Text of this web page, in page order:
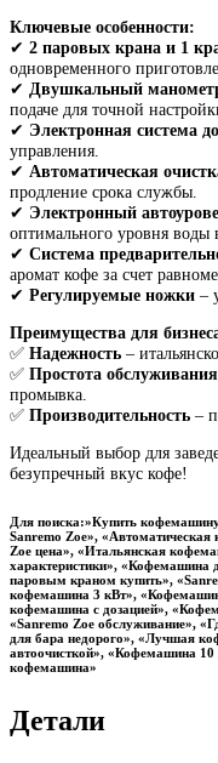
Ключевые особенности:
✔ 2 паровых крана и 1
одновременного
✔ Двушкальный
подаче для точной
✔ Электронная система
управления.
✔ Автоматическая
продление срока службы.
✔ Электронный
оптимального уровня воды
✔ Система
аромат кофе за счет
✔ Регулируемые ножки –
Преимущества для
✅ Надежность –
✅ Простота обслуживания
промывка.
✅ Производительность –
Идеальный выбор для
безупречный вкус кофе!
Для поиска:»Купить
Sanremo Zoe»,
Zoe цена», «Итальянская
характеристики», «Кофемашина
паровым краном купить»,
кофемашина 3 кВт»,
кофемашина с дозацией»,
«Sanremo Zoe обслуживание»,
для бара недорого», «Лучшая
автоочисткой», «Кофемашина 10
кофемашина»
Детали